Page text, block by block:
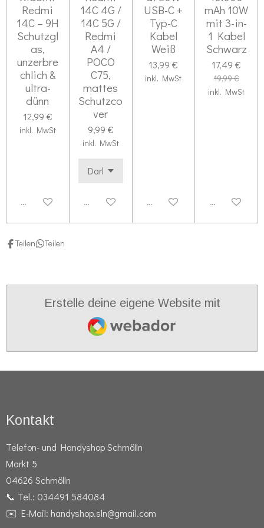
e
n
Redmi
14C – 9H
Schutzgl
as,
unzerbre
chlich &
ultra-
dünn
12,99 €
inkl. MwSt
Deaktiviert
14C 4G /
14C 5G /
Redmi
A4 /
POCO
C75,
mattes
Schutzco
ver
9,99 €
inkl. MwSt
Deaktiviert
USB-C +
Typ-C
Kabel
Weiß
13,99 €
inkl. MwSt
Deaktiviert
mAh 10W
mit 3-in-
1 Kabel
Schwarz
17,49 €
19,99 €
inkl. MwSt
Deaktiviert
Teilen Teilen
Erstelle deine eigene Website mit
Webador
Kontakt
Telefon- und Handyshop Schmölln
Markt 5
04626 Schmölln
📞 Tel.: 034491 584084
✉️ E-Mail: handyshop.sln@gmail.com